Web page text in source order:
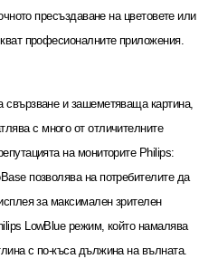
пресъздаване на цветовете или
професионалните приложения.
и зашеметяваща картина,
с много от отличителните
на мониторите Philips:
позволява на потребителите да
за максимален зрителен
LowBlue режим, който намалява
с по-къса дължина на вълната.